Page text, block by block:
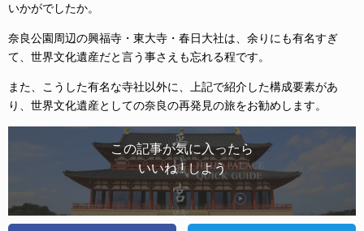
いかがでしたか。
奈良公園周辺の興福寺・東大寺・春日大社は、余りにも有名すぎ
て、世界文化遺産だと言う事さえも忘れる程です。
また、こうした有名な寺社以外に、上記で紹介した構成要素があ
り、世界文化遺産としての奈良の再発見の旅をお勧めします。
この記事が気に入ったら
いいね ! しよう